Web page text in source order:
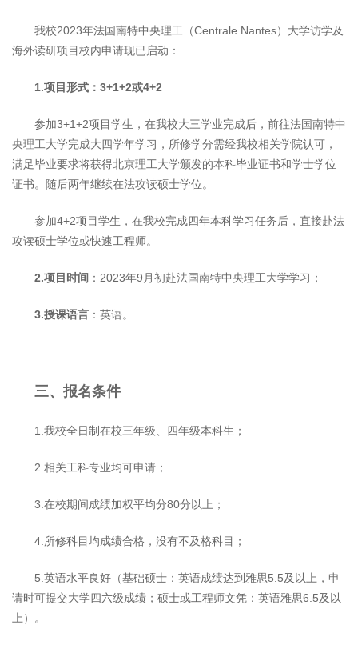
我校2023年法国南特中央理工（Centrale Nantes）大学访学及
海外读研项目校内申请现已启动：
1.项目形式： 3+1+2或4+2
参加3+1+2项目学生，在我校大三学业完成后，前往法国南特中
央理工大学完成大四学年学习，所修学分需经我校相关学院认可，
满足毕业要求将获得北京理工大学颁发的本科毕业证书和学士学位
证书。随后两年继续在法攻读硕士学位。
参加4+2项目学生，在我校完成四年本科学习任务后，直接赴法
攻读硕士学位或快速工程师。
2.项目时间 ：2023年9月初赴法国南特中央理工大学学习；
3.授课语言 ：英语。
三、报名条件
1.我校全日制在校三年级、四年级本科生；
2.相关工科专业均可申请；
3.在校期间成绩加权平均分80分以上；
4.所修科目均成绩合格，没有不及格科目；
5.英语水平良好（基础硕士：英语成绩达到雅思5.5及以上，申
请时可提交大学四六级成绩；硕士或工程师文凭：英语雅思6.5及以
上）。